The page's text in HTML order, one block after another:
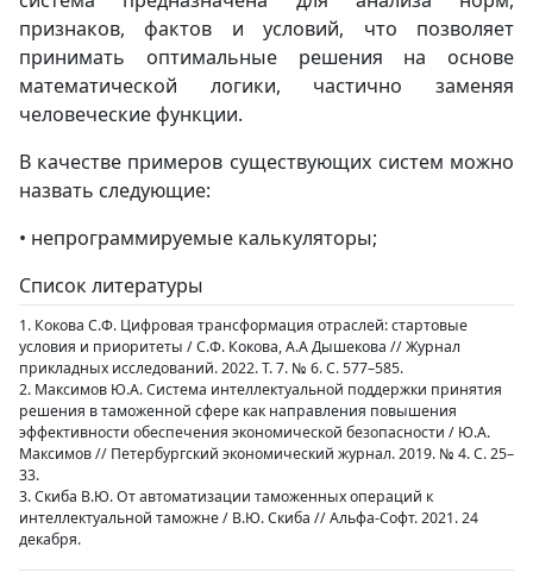
признаков, фактов и условий, что позволяет
принимать оптимальные решения на основе
математической логики, частично заменяя
человеческие функции.
В качестве примеров существующих систем можно
назвать следующие:
• непрограммируемые калькуляторы;
Список литературы
1. Кокова С.Ф. Цифровая трансформация отраслей: стартовые
условия и приоритеты / С.Ф. Кокова, А.А Дышекова // Журнал
прикладных исследований. 2022. Т. 7. № 6. С. 577–585.
2. Максимов Ю.А. Система интеллектуальной поддержки принятия
решения в таможенной сфере как направления повышения
эффективности обеспечения экономической безопасности / Ю.А.
Максимов // Петербургский экономический журнал. 2019. № 4. С. 25–
33.
3. Скиба В.Ю. От автоматизации таможенных операций к
интеллектуальной таможне / В.Ю. Скиба // Альфа-Софт. 2021. 24
декабря.